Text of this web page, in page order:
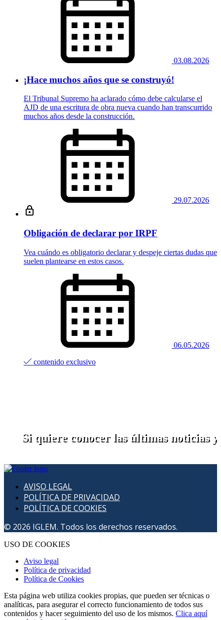
03.08.2026
¡Hace muchos años que se construyó!
El Tribunal Supremo ha aclarado cómo debe calcularse el
AJD de una escritura de obra nueva cuando han transcurrido
muchos años desde la construcción.
29.07.2026
Obligación de declarar por IRPF
Vea cuándo es obligatorio declarar y despeje ciertas dudas que
suelen plantearse en estos casos.
06.05.2026
contenido exclusivo
Si quiere conocer las últimas noticias y
AVISO LEGAL
POLÍTICA DE PRIVACIDAD
POLÍTICA DE COOKIES
© 2026 IGLEM. Todos los derechos reservados.
USO DE COOKIES
Aviso legal
Política de privacidad
Política de Cookies
Esta página web utiliza cookies propias, que pueden ser técnicas o
analíticas, para asegurar el correcto funcionamiento de todos sus
contenidos y hacer seguimiento del uso de los mismos. Clica aquí